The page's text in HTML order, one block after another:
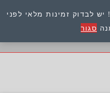
לבדוק זמינות מלאי לפני
סגור
כתובת : היוזמים 9 אור יהודה שירות לקוחות 054-